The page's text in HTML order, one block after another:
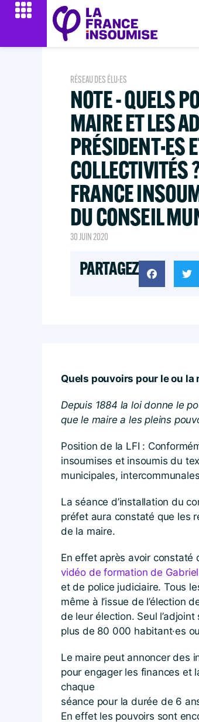
RÉSEAU DES ÉLU·ES
NOTE - QUELS
MAIRE ET LES
PRÉSIDENT·ES
COLLECTIVITÉS
FRANCE
DU CONSEIL
30 JUIN 2020
PARTAGEZ
Quels pouvoirs pour le ou la
Depuis 1884 la loi donne le
que le maire a les pleins
Position de la LFI :
insoumises et insoumis du
municipales,
La séance d’installation du
préfet aura constaté que les
de la maire.
En effet après avoir constaté
vidéo de formation de
et de police judiciaire. Tous
même à l’issue de l’élection
de leur élection. Seul
plus de 80 000 habitant·es
Le maire peut annoncer des
pour engager les finances et
chaque
séance pour la durée de 6
En effet les pouvoirs sont